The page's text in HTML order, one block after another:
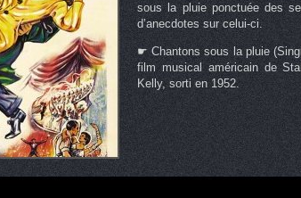
sous la pluie ponctuée des
d’anecdotes sur celui-ci.
☛ Chantons sous la pluie
film musical américain de
Kelly, sorti en 1952.